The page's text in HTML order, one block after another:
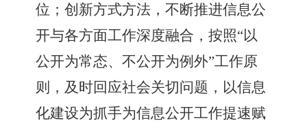
位；创新方式方法，不断推进信息公
开与各方面工作深度融合，按照“以
公开为常态、不公开为例外”工作原
则，及时回应社会关切问题 ，以信息
化建设为抓手为信息公开工作提速赋